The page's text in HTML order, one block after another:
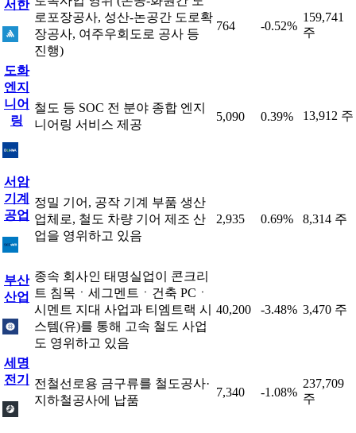
서한
로포장공사, 성산-논공간 도로확
장공사, 여주우회도로 공사 등
진행)
764 -0.52%
159,741
주
도화
엔지
니어
링
철도 등 SOC 전 분야 종합 엔지
니어링 서비스 제공
5,090 0.39% 13,912 주
서암
기계
공업
정밀 기어, 공작 기계 부품 생산
업체로, 철도 차량 기어 제조 산
업을 영위하고 있음
2,935 0.69% 8,314 주
부산
산업
종속 회사인 태명실업이 콘크리
트 침목ㆍ세그멘트ㆍ건축 PCㆍ
시멘트 지대 사업과 티엠트랙 시
스템(유)를 통해 고속 철도 사업
도 영위하고 있음
40,200 -3.48% 3,470 주
세명
전기
전철선로용 금구류를 철도공사·
지하철공사에 납품
7,340 -1.08%
237,709
주